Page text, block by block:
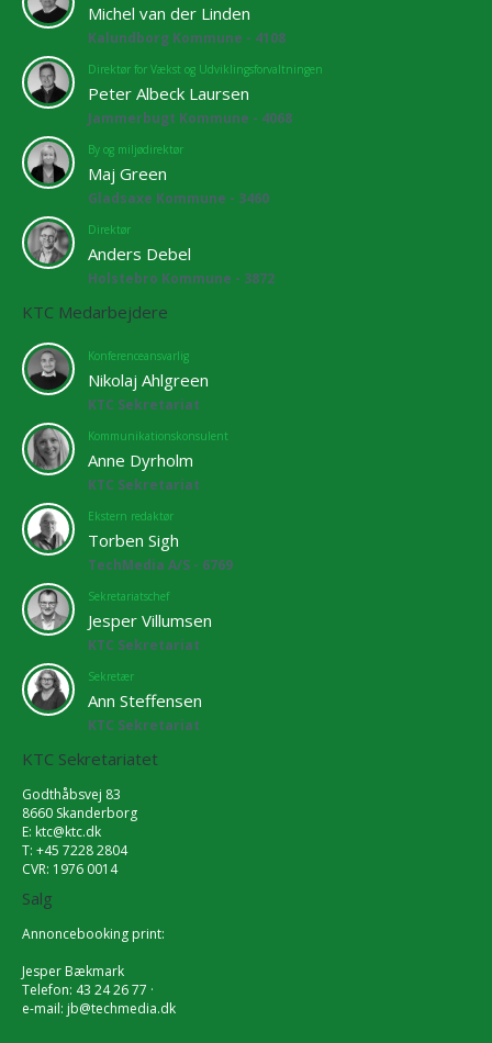
Michel van der Linden
Kalundborg Kommune - 4108
Direktør for Vækst og Udviklingsforvaltningen
Peter Albeck Laursen
Jammerbugt Kommune - 4068
By og miljødirektør
Maj Green
Gladsaxe Kommune - 3460
Direktør
Anders Debel
Holstebro Kommune - 3872
KTC Medarbejdere
Konferenceansvarlig
Nikolaj Ahlgreen
KTC Sekretariat
Kommunikationskonsulent
Anne Dyrholm
KTC Sekretariat
Ekstern redaktør
Torben Sigh
TechMedia A/S - 6769
Sekretariatschef
Jesper Villumsen
KTC Sekretariat
Sekretær
Ann Steffensen
KTC Sekretariat
KTC Sekretariatet
Godthåbsvej 83
8660 Skanderborg
E: ktc@ktc.dk
T: +45 7228 2804
CVR: 1976 0014
Salg
Annoncebooking print:
Jesper Bækmark
Telefon: 43 24 26 77 ·
e-mail: jb@techmedia.dk